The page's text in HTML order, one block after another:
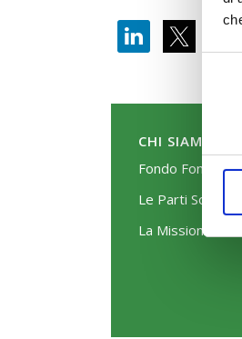
CHI SIAMO
Fondo
Le Parti Sociali
La Mission